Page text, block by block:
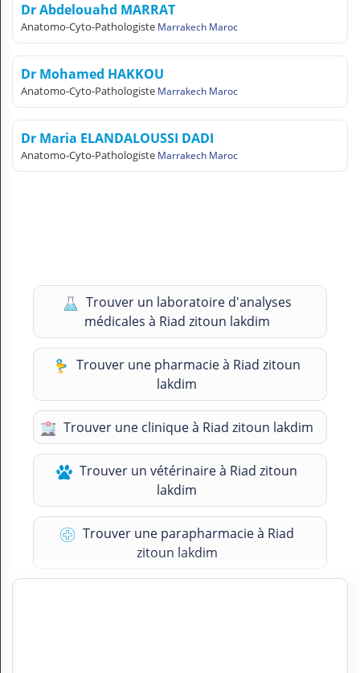
Dr Abdelouahd MARRAT
Anatomo-Cyto-Pathologiste Marrakech Maroc
Dr Mohamed HAKKOU
Anatomo-Cyto-Pathologiste Marrakech Maroc
Dr Maria ELANDALOUSSI DADI
Anatomo-Cyto-Pathologiste Marrakech Maroc
Trouver un laboratoire d'analyses
médicales à Riad zitoun lakdim
Trouver une pharmacie à Riad zitoun
lakdim
Trouver une clinique à Riad zitoun lakdim
Trouver un vétérinaire à Riad zitoun
lakdim
Trouver une parapharmacie à Riad
zitoun lakdim